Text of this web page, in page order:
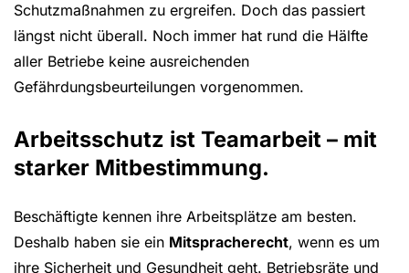
Schutzmaßnahmen zu ergreifen. Doch das passiert
längst nicht überall. Noch immer hat rund die Hälfte
aller Betriebe keine ausreichenden
Gefährdungsbeurteilungen vorgenommen.
Arbeitsschutz ist Teamarbeit – mit
starker Mitbestimmung.
Beschäftigte kennen ihre Arbeitsplätze am besten.
Deshalb haben sie ein Mitspracherecht, wenn es um
ihre Sicherheit und Gesundheit geht. Betriebsräte und